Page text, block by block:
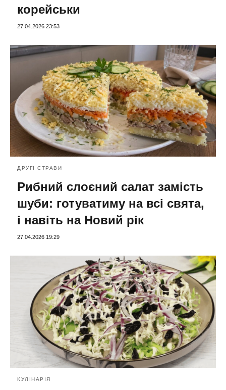
корейськи
27.04.2026 23:53
ДРУГІ СТРАВИ
Рибний слоєний салат замість
шуби: готуватиму на всі свята,
і навіть на Новий рік
27.04.2026 19:29
КУЛІНАРІЯ